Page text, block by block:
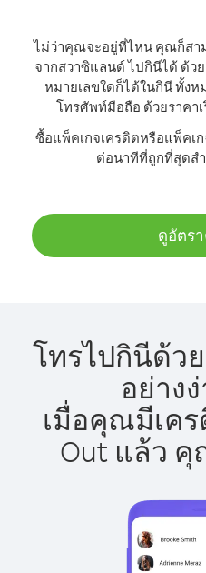
ไม่ว่าคุณจะอยู่ที่ไหน คุณก็สา
จากสวาซิแลนด์ ไปกินีได้ ด้วย
หมายเลขใดก็ได้ในกินี ทั้ง
โทรศัพท์มือถือ ด้วยราคา
ซื้อแพ็คเกจเครดิตหรือแพ็คเ
ต่อนาทีที่ถูกที่สุดส
ดูอัตร
โทรไปกินีด้ว
อย่าง
เมื่อคุณมีเค
Out แล้ว